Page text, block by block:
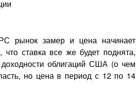
рынок замер и цена начинает
ставка все же будет поднята,
доходности облигаций США (о чем
но цена в период с 12 по 14